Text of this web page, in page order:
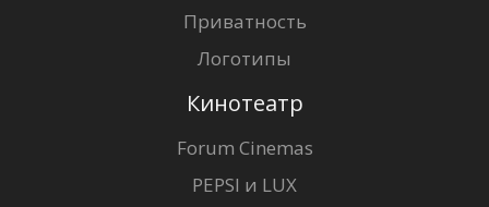
Приватность
Логотипы
Кинотеатр
Forum Cinemas
PEPSI и LUX